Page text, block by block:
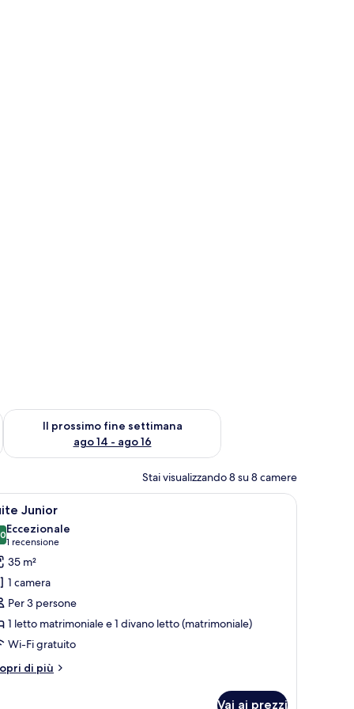
ago 7 - ago 9
Il prossimo fine settimana
ago 14 - ago 16
Verifica la disponibilità per il prossimo fine settimana, ago 14
Stai visualizzando 8 su 8 camere
con tende.
grande, due comodini e un quadro appeso al muro.
Camera d'albergo con un letto grande, una
4 Junior
su 10
Eccezionale
1 recensione
(1
recensione)
35 m²
1 camera
Per 3 persone
1 letto matrimoniale e 1 divano letto (matrimoniale)
Wi-Fi gratuito
di più
Vai ai prezzi